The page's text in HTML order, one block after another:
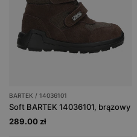
BARTEK / 14036101
Soft BARTEK 14036101, brązowy
289.00 zł